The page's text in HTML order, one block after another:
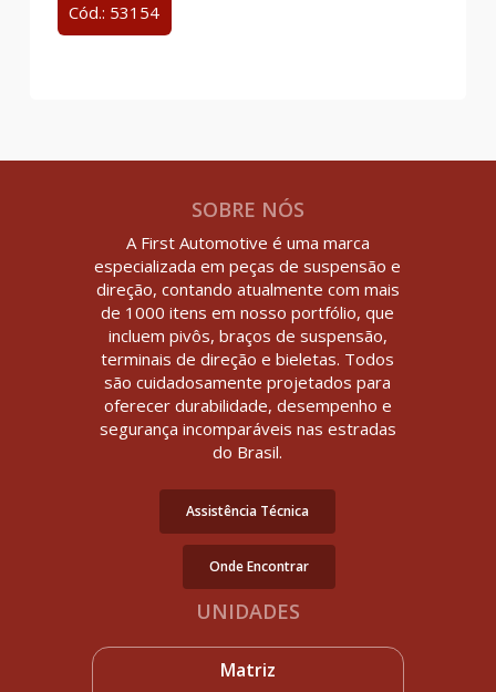
Cód.: 53154
SOBRE NÓS
A First Automotive é uma marca
especializada em peças de suspensão e
direção, contando atualmente com mais
de 1000 itens em nosso portfólio, que
incluem pivôs, braços de suspensão,
terminais de direção e bieletas. Todos
são cuidadosamente projetados para
oferecer durabilidade, desempenho e
segurança incomparáveis nas estradas
do Brasil.
Assistência Técnica
Onde Encontrar
UNIDADES
Matriz